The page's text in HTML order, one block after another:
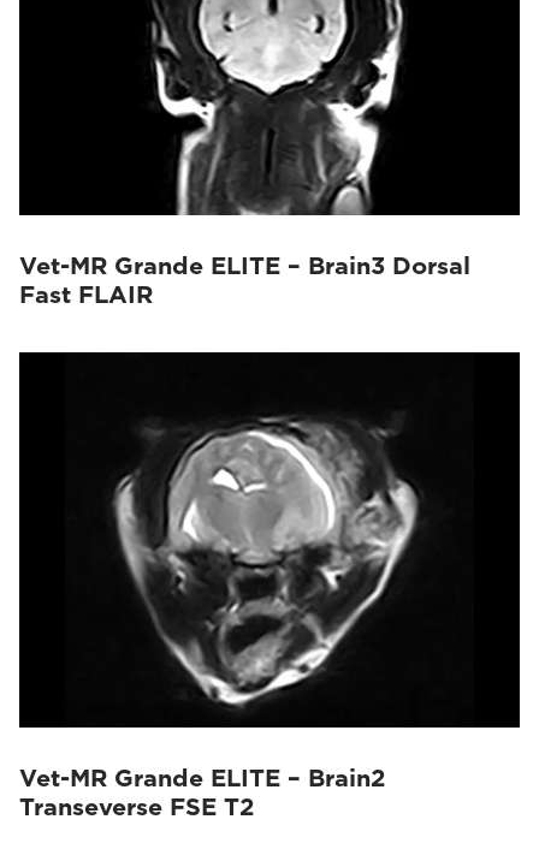
Vet-MR Grande ELITE – Brain3 Dorsal
Fast FLAIR
Vet-MR Grande ELITE – Brain2
Transeverse FSE T2